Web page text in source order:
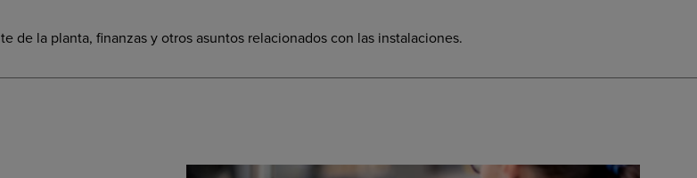
de la planta, finanzas y otros asuntos relacionados con las instalaciones.